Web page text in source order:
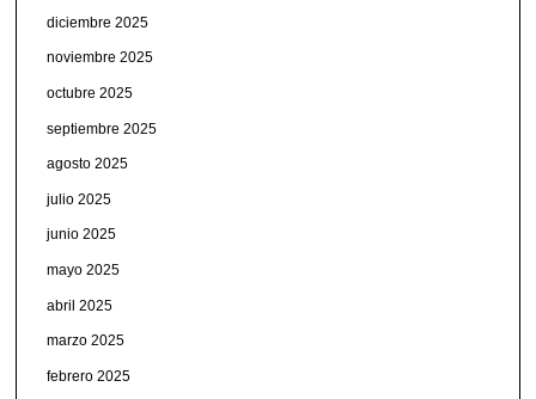
diciembre 2025
noviembre 2025
octubre 2025
septiembre 2025
agosto 2025
julio 2025
junio 2025
mayo 2025
abril 2025
marzo 2025
febrero 2025